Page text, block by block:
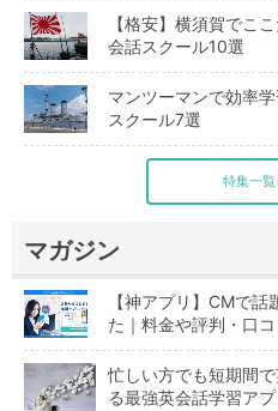
【格安】横須賀でこ
会話スクール10選
マンツーマンで効率
スクール7選
特集一
マガジン
【神アプリ】CMで
た｜料金や評判・口
忙しい方でも短期間
る最強英会話学習ア